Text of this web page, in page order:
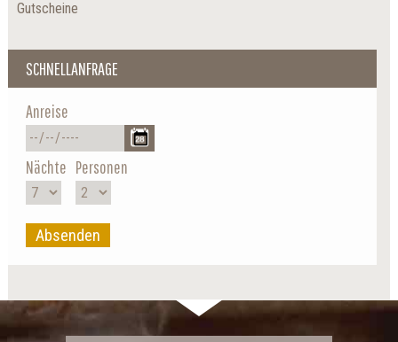
Gutscheine
SCHNELLANFRAGE
Anreise
Nächte Personen
Absenden